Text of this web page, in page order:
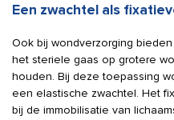
Een zwachtel als
Ook bij wondverzorging
het steriele gaas op grotere
houden. Bij deze toepassing
een elastische zwachtel. Het
bij de immobilisatie van